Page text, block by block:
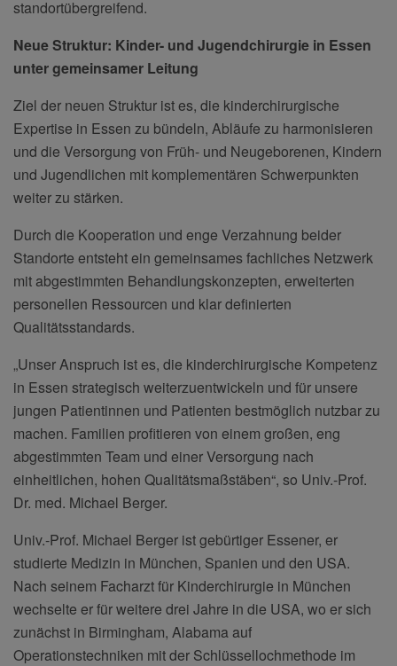
standortübergreifend.
Neue Struktur: Kinder- und Jugendchirurgie in Essen
unter gemeinsamer Leitung
Ziel der neuen Struktur ist es, die kinderchirurgische
Expertise in Essen zu bündeln, Abläufe zu harmonisieren
und die Versorgung von Früh- und Neugeborenen, Kindern
und Jugendlichen mit komplementären Schwerpunkten
weiter zu stärken.
Durch die Kooperation und enge Verzahnung beider
Standorte entsteht ein gemeinsames fachliches Netzwerk
mit abgestimmten Behandlungskonzepten, erweiterten
personellen Ressourcen und klar definierten
Qualitätsstandards.
„Unser Anspruch ist es, die kinderchirurgische Kompetenz
in Essen strategisch weiterzuentwickeln und für unsere
jungen Patientinnen und Patienten bestmöglich nutzbar zu
machen. Familien profitieren von einem großen, eng
abgestimmten Team und einer Versorgung nach
einheitlichen, hohen Qualitätsmaßstäben“, so Univ.-Prof.
Dr. med. Michael Berger.
Univ.-Prof. Michael Berger ist gebürtiger Essener, er
studierte Medizin in München, Spanien und den USA.
Nach seinem Facharzt für Kinderchirurgie in München
wechselte er für weitere drei Jahre in die USA, wo er sich
zunächst in Birmingham, Alabama auf
Operationstechniken mit der Schlüssellochmethode im